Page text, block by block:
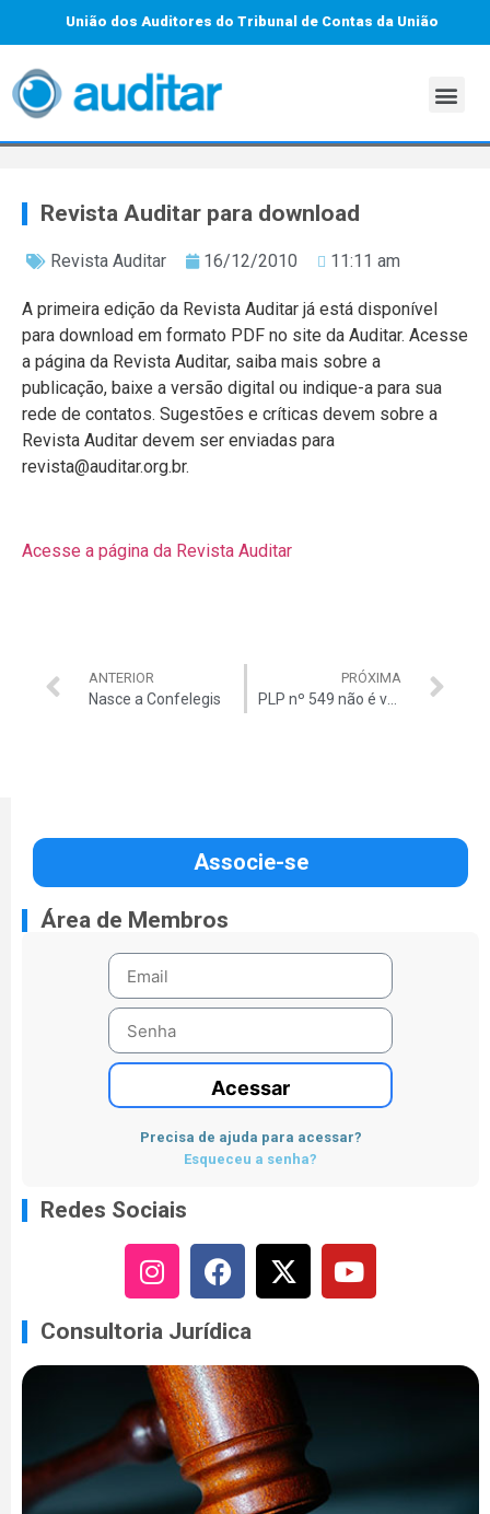
União dos Auditores do Tribunal de Contas da União
Revista Auditar para download
Revista Auditar 16/12/2010 11:11 am
A primeira edição da Revista Auditar já está disponível
para download em formato PDF no site da Auditar. Acesse
a página da Revista Auditar, saiba mais sobre a
publicação, baixe a versão digital ou indique-a para sua
rede de contatos. Sugestões e críticas devem sobre a
Revista Auditar devem ser enviadas para
revista@auditar.org.br.
Acesse a página da Revista Auditar
ANTERIOR
Nasce a Confelegis
PRÓXIMA
PLP nº 549 não é votado por falta de quórum
Associe-se
Área de Membros
Acessar
Precisa de ajuda para acessar?
Esqueceu a senha?
Redes Sociais
Consultoria Jurídica